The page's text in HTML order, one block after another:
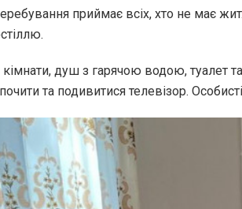
приймає всіх, хто не має
кімнати, душ з гарячою водою, туалет
та подивитися телевізор.